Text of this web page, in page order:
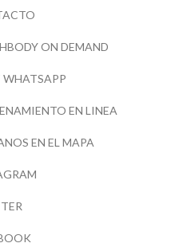
ON DEMAND
WHATSAPP
EN LINEA
EN EL MAPA